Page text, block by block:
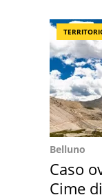
Belluno
Caso
Cime